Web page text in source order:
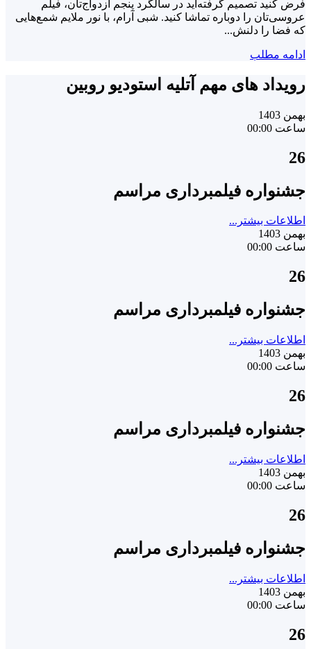
فرض کنید تصمیم گرفته‌اید در سالگرد پنجم ازدواج‌تان، فیلم
عروسی‌تان را دوباره تماشا کنید. شبی آرام، با نور ملایم شمع‌هایی
که فضا را دلنش...
ادامه مطلب
رویداد های مهم آتلیه استودیو روبین
بهمن 1403
ساعت 00:00
26
جشنواره فیلمبرداری مراسم
اطلاعات بیشتر...
بهمن 1403
ساعت 00:00
26
جشنواره فیلمبرداری مراسم
اطلاعات بیشتر...
بهمن 1403
ساعت 00:00
26
جشنواره فیلمبرداری مراسم
اطلاعات بیشتر...
بهمن 1403
ساعت 00:00
26
جشنواره فیلمبرداری مراسم
اطلاعات بیشتر...
بهمن 1403
ساعت 00:00
26